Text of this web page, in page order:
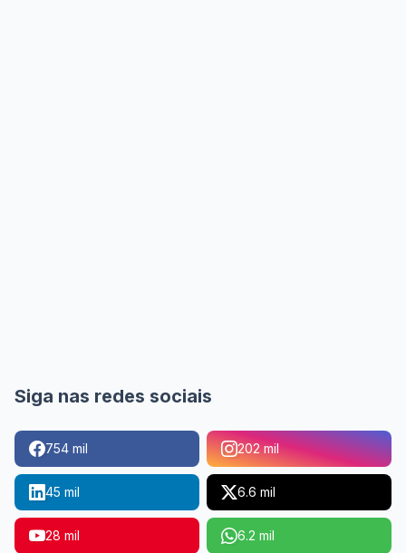
Siga nas redes sociais
754 mil 202 mil
45 mil 6.6 mil
28 mil 6.2 mil